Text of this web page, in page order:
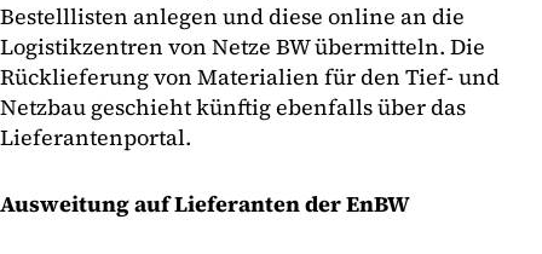
Bestelllisten anlegen und diese online an die
Logistikzentren von Netze BW übermitteln. Die
Rücklieferung von Materialien für den Tief- und
Netzbau geschieht künftig ebenfalls über das
Lieferantenportal.
Ausweitung auf Lieferanten der EnBW